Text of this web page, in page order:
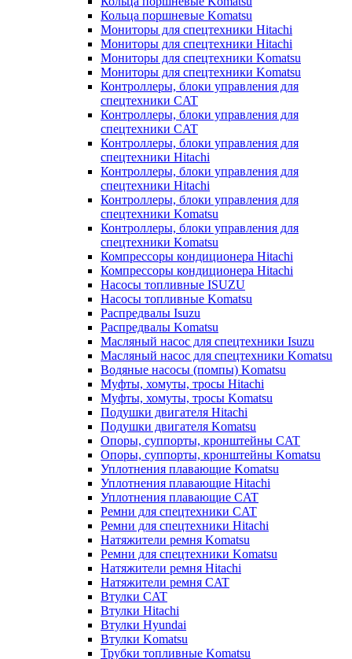
Кольца поршневые Komatsu
Мониторы для спецтехники Hitachi
Мониторы для спецтехники Hitachi
Мониторы для спецтехники Komatsu
Мониторы для спецтехники Komatsu
Контроллеры, блоки управления для
спецтехники CAT
Контроллеры, блоки управления для
спецтехники CAT
Контроллеры, блоки управления для
спецтехники Hitachi
Контроллеры, блоки управления для
спецтехники Hitachi
Контроллеры, блоки управления для
спецтехники Komatsu
Контроллеры, блоки управления для
спецтехники Komatsu
Компрессоры кондиционера Hitachi
Компрессоры кондиционера Hitachi
Насосы топливные ISUZU
Насосы топливные Komatsu
Распредвалы Isuzu
Распредвалы Komatsu
Масляный насос для спецтехники Isuzu
Масляный насос для спецтехники Komatsu
Водяные насосы (помпы) Komatsu
Муфты, хомуты, тросы Hitachi
Муфты, хомуты, тросы Komatsu
Подушки двигателя Hitachi
Подушки двигателя Komatsu
Опоры, суппорты, кронштейны CAT
Опоры, суппорты, кронштейны Komatsu
Уплотнения плавающие Komatsu
Уплотнения плавающие Hitachi
Уплотнения плавающие CAT
Ремни для спецтехники CAT
Ремни для спецтехники Hitachi
Натяжители ремня Komatsu
Ремни для спецтехники Komatsu
Натяжители ремня Hitachi
Натяжители ремня CAT
Втулки CAT
Втулки Hitachi
Втулки Hyundai
Втулки Komatsu
Трубки топливные Komatsu